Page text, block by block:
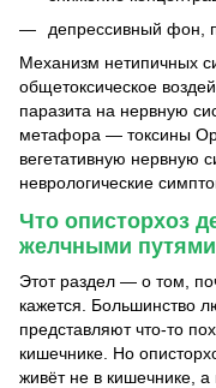
депрессивный фон,
Механизм нетипичных
общетоксическое
паразита на нервную
метафора — токсины
вегетативную нервную
неврологические
Что описторхоз
желчными
Этот раздел — о том,
кажется. Большинство
представляют что-то
кишечнике. Но
живёт не в кишечнике,